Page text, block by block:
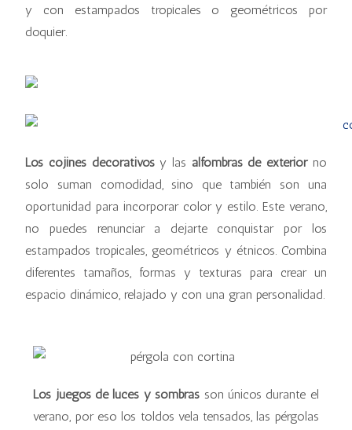
y con estampados tropicales o geométricos por
doquier.
Los cojines decorativosy las alfombras de exteriorno
solo suman comodidad, sino que también son una
oportunidad para incorporar color y estilo. Este verano,
no puedes renunciar a dejarte conquistar por los
estampados tropicales, geométricos y étnicos. Combina
diferentes tamaños, formas y texturas para crear un
espacio dinámico, relajado y con una gran personalidad.
Los juegos de luces y sombras son únicos durante el
verano, por eso los toldos vela tensados, las pérgolas